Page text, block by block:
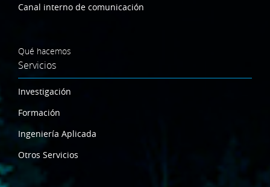
Canal interno de comunicación
Qué hacemos
Servicios
Investigación
Formación
Ingeniería Aplicada
Otros Servicios